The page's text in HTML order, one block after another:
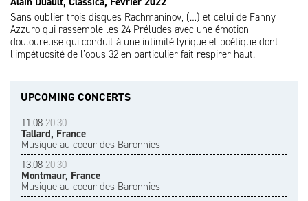
Sans oublier trois disques Rachmaninov, (…) et celui de Fanny
Azzuro qui rassemble les 24 Préludes avec une émotion
douloureuse qui conduit à une intimité lyrique et poétique dont
l’impétuosité de l’opus 32 en particulier fait respirer haut.
UPCOMING CONCERTS
11.08 20:30
Tallard, France
Musique au coeur des Baronnies
13.08 20:30
Montmaur, France
Musique au coeur des Baronnies